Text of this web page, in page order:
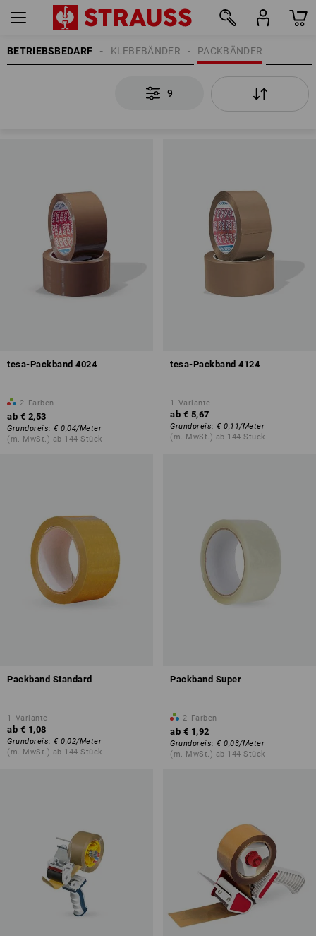
BETRIEBSBEDARF PACKBÄNDER
KLEBEBÄNDER
9
tesa-Packband 4024
2 Farben
ab € 2,53
Grundpreis: € 0,04/Meter
(m. MwSt.) ab 144 Stück
tesa-Packband 4124
1 Variante
ab € 5,67
Grundpreis: € 0,11/Meter
(m. MwSt.) ab 144 Stück
Packband Standard
1 Variante
ab € 1,08
Grundpreis: € 0,02/Meter
(m. MwSt.) ab 144 Stück
Packband Super
2 Farben
ab € 1,92
Grundpreis: € 0,03/Meter
(m. MwSt.) ab 144 Stück